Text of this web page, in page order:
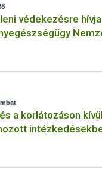
védekezésre
a korlátozáson